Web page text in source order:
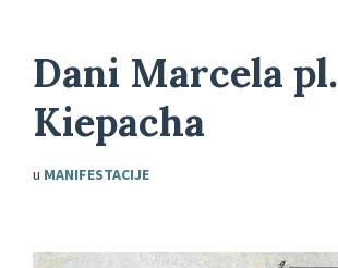
Dani Marcela pl.
Kiepacha
u MANIFESTACIJE